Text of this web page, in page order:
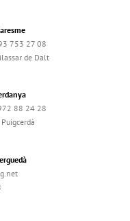
753 27 08
de Dalt
88 24 28